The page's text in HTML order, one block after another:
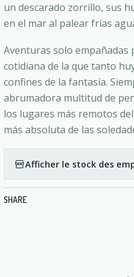
un descarado zorrillo, sus
en el mar al palear frías
Aventuras solo empañadas
cotidiana de la que tanto
confines de la fantasía.
abrumadora multitud de
los lugares más remotos
más absoluta de las
Afficher le stock des
SHARE